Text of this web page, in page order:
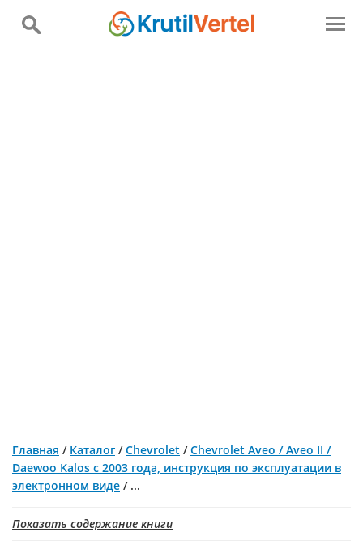
Главная / Каталог /Chevrolet /Chevrolet Aveo / Aveo II /
Daewoo Kalos с 2003 года, инструкция по эксплуатации в
электронном виде / ...
Показать содержание книги